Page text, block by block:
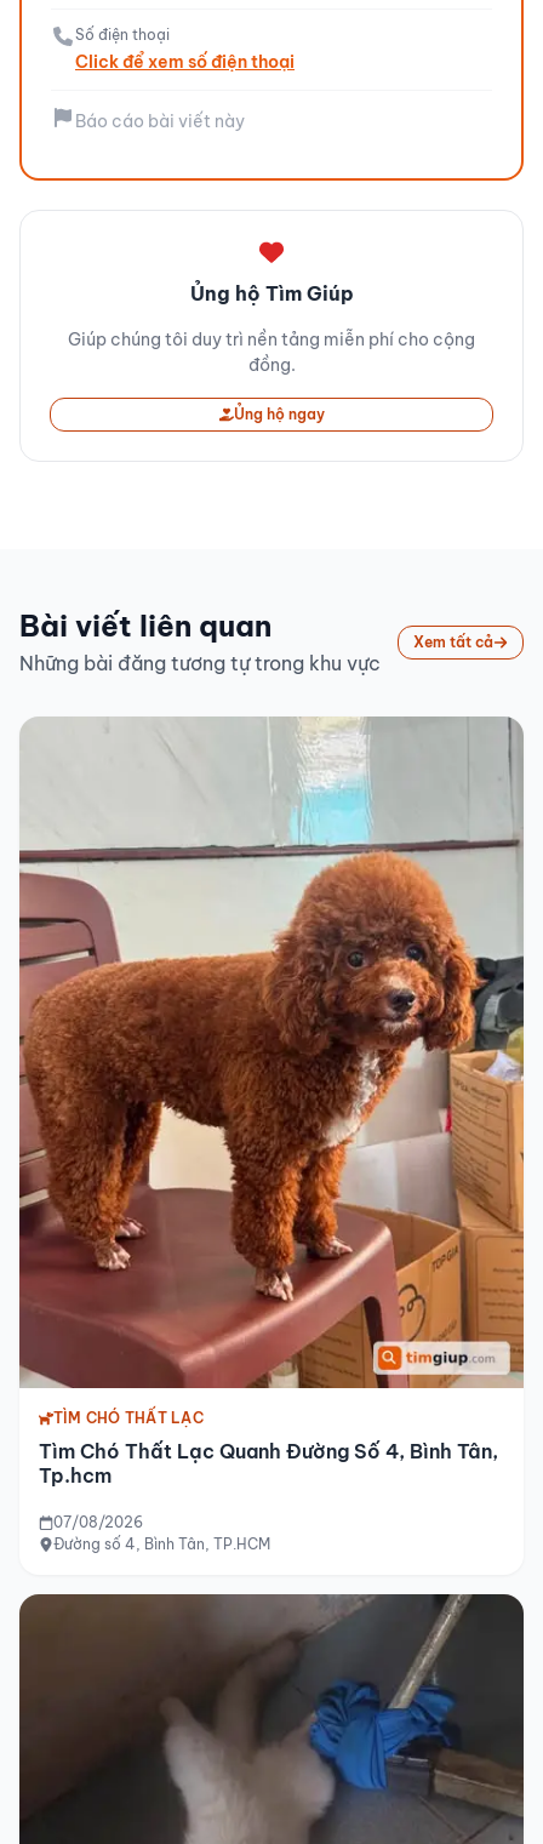
Số điện thoại
Click để xem số điện thoại
Báo cáo bài viết này
Ủng hộ Tìm Giúp
Giúp chúng tôi duy trì nền tảng miễn phí cho cộng
đồng.
Ủng hộ ngay
Bài viết liên quan
Những bài đăng tương tự trong khu vực
Xem tất cả
TÌM CHÓ THẤT LẠC
Tìm Chó Thất Lạc Quanh Đường Số 4, Bình Tân,
Tp.hcm
07/08/2026
Đường số 4, Bình Tân, TP.HCM